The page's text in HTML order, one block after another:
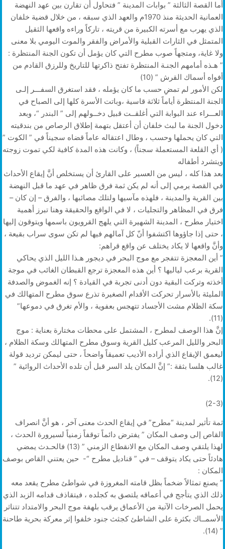
أما القصة الثالثة ” بوابات المدينة ” فتحاول أن تقارن بين عهد النهضة
العمانية الحديثة منذ 1970م والعهد الذي سبقه ، من خلال قضية خلفان
الذي يهرب مع أسرته الكبيرة من قريته ، تاركاً وراءه واقعها الثقيل
المتمثل في الثارات القبلية والأمراض والفقر والموت اليومي بلا معنى
ولا غاية، ومتجهاً صوب مطرح التي كان يؤمل أن تكون الجنة المنتظرة :
” هـذه أمامهم الجنـة المنتظرة تفتح ذاكرتها للتاريخ وللرزق القادم من
أفواه أسماك القرش ” (10)
لكن الأمور لم تمضِ حسب ما كان يؤمله ، فقد استغرق السفـــر إلـى
الجنة المنتظرة أياماً ثلاثة قاسية ،وباتت الأسرة كلها إلى الصباح في
العـــراء عند البوابة التي أغلقــت قبيل دخــولهم إلى ” البندر “، وبعد
دخول الجنة ما لبث خلفان أن أعتقل بتهمة إطلاق الرصاص من بندقيته
التي كان يحملها وحسب ، وطال اعتقاله عاماً قضاه سجيناً في ” الكوت ”
( أي القلعة المستعملة سجناً) ، وكانت هذه المدة كافية لكي تموت زوجته
ويتشرد أطفاله
بعد هذا كله ، ليس من العسير على القارئ أن يستخلص أنَّ إيقاع الأحداث
في القصة يرمي إلى أنه لم يكن ثمة فرق ظاهر في عهد ما قبل النهضة
بين القرية والمدينة ، فلهذه مآسيها ولتلك مصائبها ، والفرق – إن كان –
فرق في المظاهر والتجليات ، لا في الواقع والحقيقة وهنا تبرز أهمية
اختيار مطرح ، المدينة الشهيرة التي يلهج القرويون باسمها ويتوقون إليها
، حتى إذا جاؤوها اكتشفوا أنّ كل آمالهم فيها لم تكن سوى سراب بقيعة ،
وأنَّ واقعها لا يكاد يختلف عن واقع قراهم:
” أين المعجزة تتفجر مع موج البحر في ديجور هـذا الليل الذي يحاكي
القرية برعب لياليها ؟ أين هذه المعجزة ترجع القبطان الغائب في موجة
أخذته وتركت البقية دون أدنى تجربة في القيادة ؟ إنه الغموض والصدفة
المليئة بالأسرار تحركت الأقدام الصغيرة تذرع سوق مطرح المتهالك في
سكة الظلام مشت الأجساد تتهجس بعفوية ، والأم تغرق في دموعها”
(11).
إنَّ هذا الوصف لمطرح ، المشتمل على محطات مختارة بعناية : موج
البحر والليل المرعب كليل القرية وسوق مطرح المتهالك وسكة الظلام ،
ليعمق الإيقاع الذي أراده الأديب تعميقاً واضحاً ، حتى ليمكن ترديد قولة
غالب هلسا بثقة :” إنَّ المكان يلد السر قبل أن تلده الأحداث الروائية ”
(12).
(2-3)
ثمة تأثير لمدينة “مطرح” في إيقاع الحدث معنى آخر ، هو أنَّ انصراف
القاص إلى وصف المكان ” يفترض دائماً توقفاً زمنياً لسيرورة الحدث ،
لهذا يلتقي وصف المكان مع الانقطاع الزمني ” (13) فالحـدث يمضي
هادئاً حتى يكاد يتوقف – في ” قناديل مطرح “- حين يعتني القاص بوصف
المكان :
” يصنع تمثالاً ضخماً بظل قامته المغروزة في شواطئ مطرح يقعد معه
ذلك الذي يتأجج في أعماقه يلتصق به كجلده ، فيتقاذف قدامه الزبد الذي
يحمل الصرخات الآتية من الأعماق يرقب بلهفة موج البحر والامتداد تتناثر
الأسمــاك بكثرة على الشاطئ كجثث جنود خلفوا إثر معركة بحرية طاحنة
” (14).